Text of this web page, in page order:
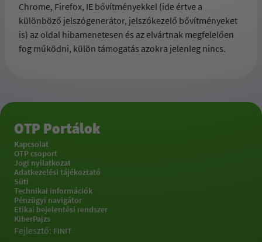
Chrome, Firefox, IE bővítményekkel (ide értve a
különböző jelszógenerátor, jelszókezelő bővítményeket
is) az oldal hibamenetesen és az elvártnak megfelelően
fog működni, külön támogatás azokra jelenleg nincs.
OTP Portálok
Kapcsolat
OTP csoport
Jogi nyilatkozat
Adatkezelési tájékoztató
Süti
Technikai információk
Pénzügyi navigátor
Etikai bejelentési rendszer
KiberPajzs
Fejlesztő: FINIT